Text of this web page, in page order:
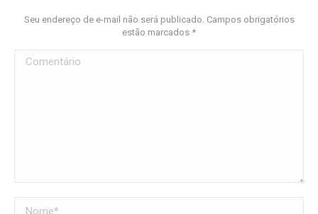
Seu endereço de e-mail não será publicado. Campos obrigatórios
estão marcados *
Comentário
Nome *